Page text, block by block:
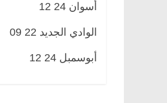
أسوان 24 12
الوادي الجديد 22 09
أبوسمبل 24 12